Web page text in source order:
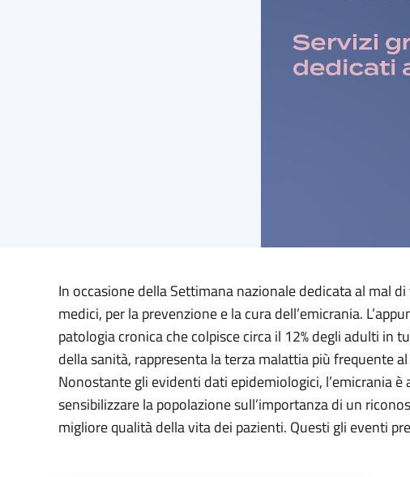
In occasione della Settimana nazionale dedicata al mal
medici, per la prevenzione e la cura dell’emicrania.
patologia cronica che colpisce circa il 12% degli adulti in
della sanità, rappresenta la terza malattia più frequente
Nonostante gli evidenti dati epidemiologici, l’emicrania è
sensibilizzare la popolazione sull’importanza di un
migliore qualità della vita dei pazienti. Questi gli eventi